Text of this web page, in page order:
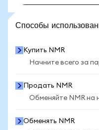
Способы
Купить NMR
Начните всего за
Продать NMR
Обменяйте NMR на
Обменять NMR